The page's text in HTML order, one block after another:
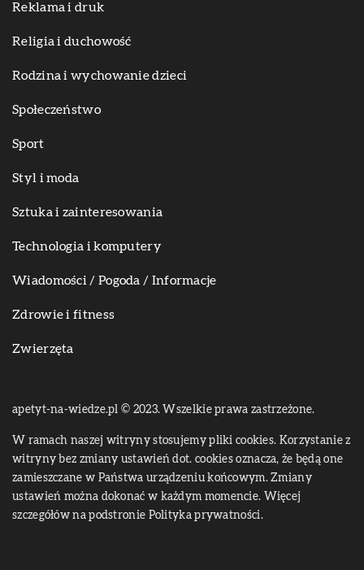
Reklama i druk
Religia i duchowość
Rodzina i wychowanie dzieci
Społeczeństwo
Sport
Styl i moda
Sztuka i zainteresowania
Technologia i komputery
Wiadomości / Pogoda / Informacje
Zdrowie i fitness
Zwierzęta
apetyt-na-wiedze.pl © 2023. Wszelkie prawa zastrzeżone.
W ramach naszej witryny stosujemy pliki cookies. Korzystanie z
witryny bez zmiany ustawień dot. cookies oznacza, że będą one
zamieszczane w Państwa urządzeniu końcowym. Zmiany
ustawień można dokonać w każdym momencie. Więcej
szczegółów na podstronie Polityka prywatności.